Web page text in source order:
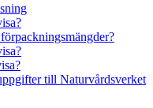
till Naturvårdsverket